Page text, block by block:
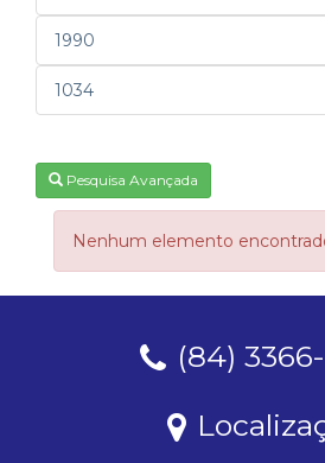
1990
1034
Pesquisa Avançada
Nenhum elemento
(84)